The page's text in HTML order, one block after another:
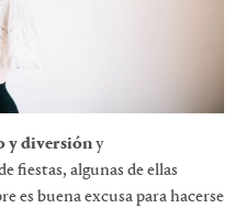
y diversióny
fiestas, algunas de ellas
es buena excusa para hacerse